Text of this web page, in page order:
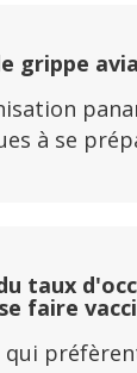
grippe
à se
taux
faire